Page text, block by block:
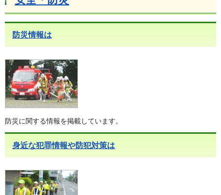
防災情報は
防災に関する情報を掲載しています。
身近な犯罪情報や防犯対策は